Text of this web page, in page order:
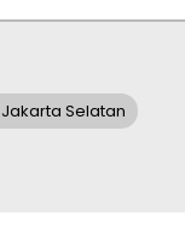
Selatan